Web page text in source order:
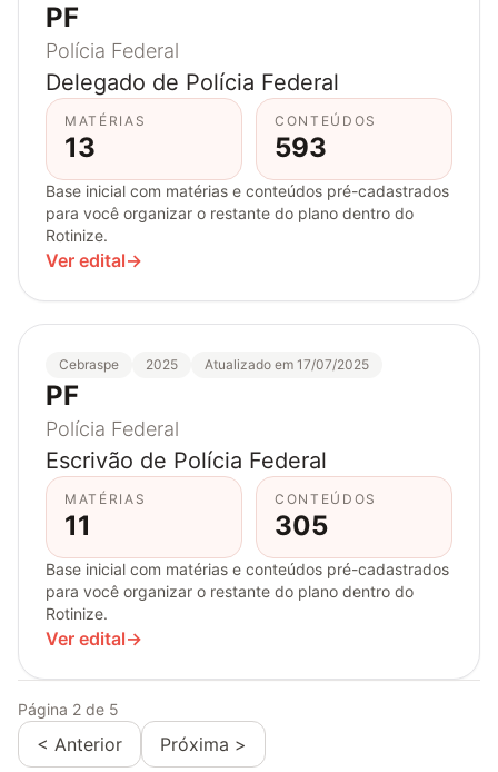
PF
Polícia Federal
Delegado de Polícia Federal
MATÉRIAS
13
CONTEÚDOS
593
Base inicial com matérias e conteúdos pré-cadastrados
para você organizar o restante do plano dentro do
Rotinize.
Ver edital→
Cebraspe 2025 Atualizado em 17/07/2025
PF
Polícia Federal
Escrivão de Polícia Federal
MATÉRIAS
11
CONTEÚDOS
305
Base inicial com matérias e conteúdos pré-cadastrados
para você organizar o restante do plano dentro do
Rotinize.
Ver edital→
Página 2 de 5
< Anterior Próxima >